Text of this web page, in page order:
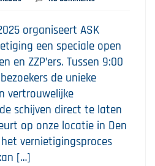
organiseert ASK
een speciale open
en ZZP’ers. Tussen 9:00
de unieke
vertrouwelijke
schijven direct te laten
op onze locatie in Den
vernietigingsproces
[…]